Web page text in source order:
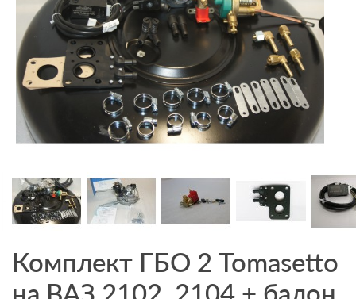
Комплект ГБО 2 Tomasetto
на ВАЗ 2102, 2104 + балон